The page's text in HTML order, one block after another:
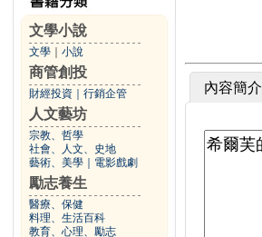
文學小說
文學 小說
商管創投
財經投資 行銷企管
人文藝坊
宗教、哲學
社會、人文、史地
藝術、美學
電影戲劇
勵志養生
醫療、保健
料理、生活百科
教育、心理、勵志
內容簡介